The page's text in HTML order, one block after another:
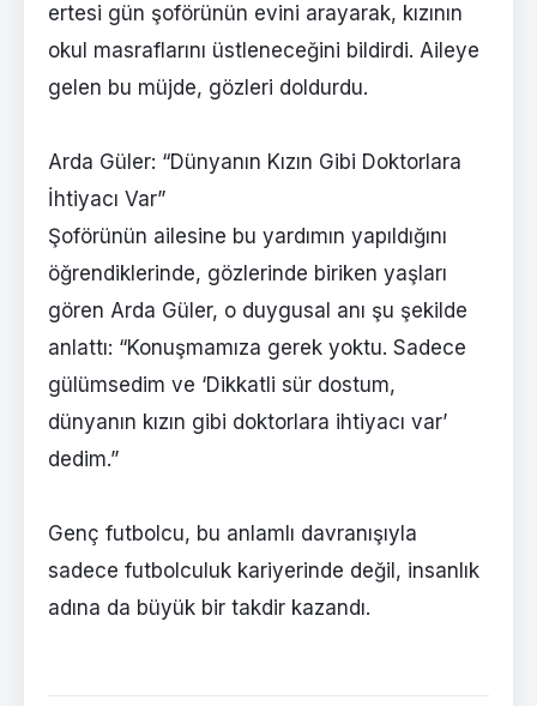
ertesi gün şoförünün evini arayarak, kızının
okul masraflarını üstleneceğini bildirdi. Aileye
gelen bu müjde, gözleri doldurdu.
Arda Güler: “Dünyanın Kızın Gibi Doktorlara
İhtiyacı Var”
Şoförünün ailesine bu yardımın yapıldığını
öğrendiklerinde, gözlerinde biriken yaşları
gören Arda Güler, o duygusal anı şu şekilde
anlattı: “Konuşmamıza gerek yoktu. Sadece
gülümsedim ve ‘Dikkatli sür dostum,
dünyanın kızın gibi doktorlara ihtiyacı var’
dedim.”
Genç futbolcu, bu anlamlı davranışıyla
sadece futbolculuk kariyerinde değil, insanlık
adına da büyük bir takdir kazandı.